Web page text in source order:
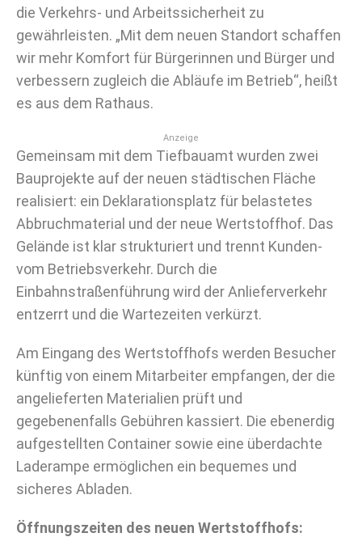
die Verkehrs- und Arbeitssicherheit zu
gewährleisten. „Mit dem neuen Standort schaffen
wir mehr Komfort für Bürgerinnen und Bürger und
verbessern zugleich die Abläufe im Betrieb“, heißt
es aus dem Rathaus.
Anzeige
Gemeinsam mit dem Tiefbauamt wurden zwei
Bauprojekte auf der neuen städtischen Fläche
realisiert: ein Deklarationsplatz für belastetes
Abbruchmaterial und der neue Wertstoffhof. Das
Gelände ist klar strukturiert und trennt Kunden-
vom Betriebsverkehr. Durch die
Einbahnstraßenführung wird der Anlieferverkehr
entzerrt und die Wartezeiten verkürzt.
Am Eingang des Wertstoffhofs werden Besucher
künftig von einem Mitarbeiter empfangen, der die
angelieferten Materialien prüft und
gegebenenfalls Gebühren kassiert. Die ebenerdig
aufgestellten Container sowie eine überdachte
Laderampe ermöglichen ein bequemes und
sicheres Abladen.
Öffnungszeiten des neuen Wertstoffhofs: